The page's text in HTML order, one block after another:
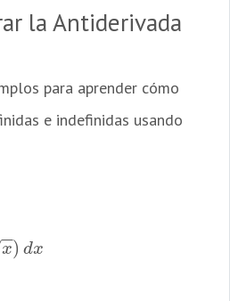
la Antiderivada
para aprender cómo
e indefinidas usando
x
−
−) dx